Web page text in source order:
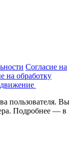
Согласие на
на обработку
пользователя. Вы
Подробнее — в